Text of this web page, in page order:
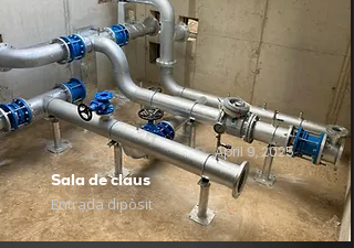
April 9, 2025
Sala de claus
Entrada dipòsit